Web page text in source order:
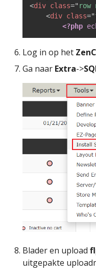
<div class=" row
<div class="
<?php
Log in op het
Ga naar Extra->
Blader en upload
uitgepakte